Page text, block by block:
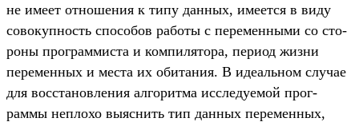
не име­ет отно­шения к типу дан­ных, име­ется в виду
совокуп­ность спо­собов работы с перемен­ными со сто­
роны прог­раммис­та и ком­пилято­ра, пери­од жиз­ни
перемен­ных и мес­та их оби­тания. В иде­аль­ном слу­чае
для вос­ста­нов­ления алго­рит­ма иссле­дуемой прог­
раммы неп­лохо выяс­нить тип дан­ных перемен­ных,